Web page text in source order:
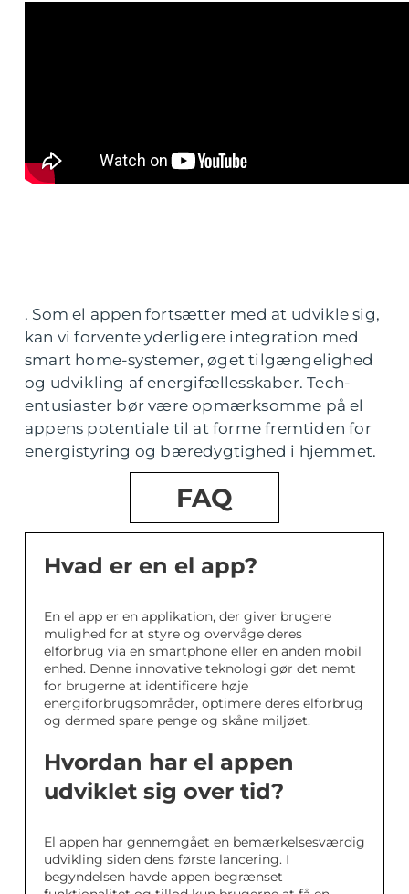
. Som el appen fortsætter med at udvikle sig,
kan vi forvente yderligere integration med
smart home-systemer, øget tilgængelighed
og udvikling af energifællesskaber. Tech-
entusiaster bør være opmærksomme på el
appens potentiale til at forme fremtiden for
energistyring og bæredygtighed i hjemmet.
FAQ
Hvad er en el app?
En el app er en applikation, der giver brugere
mulighed for at styre og overvåge deres
elforbrug via en smartphone eller en anden mobil
enhed. Denne innovative teknologi gør det nemt
for brugerne at identificere høje
energiforbrugsområder, optimere deres elforbrug
og dermed spare penge og skåne miljøet.
Hvordan har el appen
udviklet sig over tid?
El appen har gennemgået en bemærkelsesværdig
udvikling siden dens første lancering. I
begyndelsen havde appen begrænset